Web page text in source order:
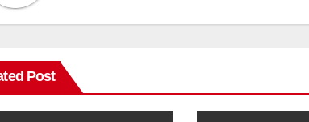
Post